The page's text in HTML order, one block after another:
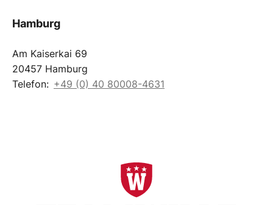
Hamburg
Am Kaiserkai 69
20457 Hamburg
Telefon: +49 (0) 40 80008-4631